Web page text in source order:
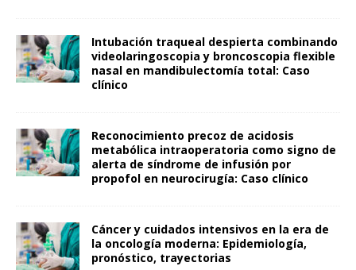
Intubación traqueal despierta combinando
videolaringoscopia y broncoscopia flexible
nasal en mandibulectomía total: Caso
clínico
Reconocimiento precoz de acidosis
metabólica intraoperatoria como signo de
alerta de síndrome de infusión por
propofol en neurocirugía: Caso clínico
Cáncer y cuidados intensivos en la era de
la oncología moderna: Epidemiología,
pronóstico, trayectorias